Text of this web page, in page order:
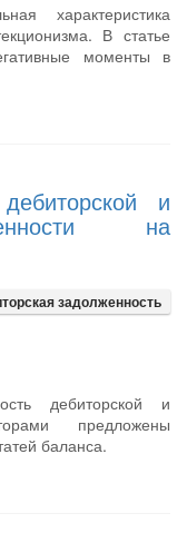
характеристика
В статье
моменты в
и
на
задолженность
дебиторской и
предложены
баланса.